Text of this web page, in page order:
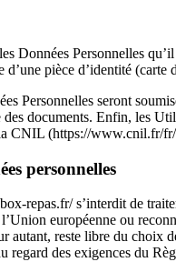
Données Personnelles
pièce d’identité (carte
Personnelles seront
documents. Enfin, les
CNIL (https://www.cnil.fr/
personnelles
repas.fr/ s’interdit de
européenne ou
autant, reste libre du choix
regard des exigences du